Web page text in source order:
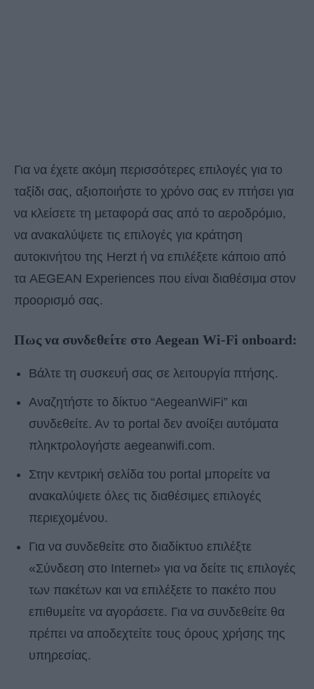
Για να έχετε ακόμη περισσότερες επιλογές για το
ταξίδι σας, αξιοποιήστε το χρόνο σας εν πτήσει για
να κλείσετε τη μεταφορά σας από το αεροδρόμιο,
να ανακαλύψετε τις επιλογές για κράτηση
αυτοκινήτου της Herzt ή να επιλέξετε κάποιο από
τα AEGEAN Experiences που είναι διαθέσιμα στον
προορισμό σας.
Πως να συνδεθείτε στο Aegean Wi-Fi onboard:
Βάλτε τη συσκευή σας σε λειτουργία πτήσης.
Αναζητήστε το δίκτυο “AegeanWiFi” και
συνδεθείτε. Αν τo portal δεν ανοίξει αυτόματα
πληκτρολογήστε aegeanwifi.com.
Στην κεντρική σελίδα του portal μπορείτε να
ανακαλύψετε όλες τις διαθέσιμες επιλογές
περιεχομένου.
Για να συνδεθείτε στο διαδίκτυο επιλέξτε
«Σύνδεση στο Internet» για να δείτε τις επιλογές
των πακέτων και να επιλέξετε το πακέτο που
επιθυμείτε να αγοράσετε. Για να συνδεθείτε θα
πρέπει να αποδεχτείτε τους όρους χρήσης της
υπηρεσίας.